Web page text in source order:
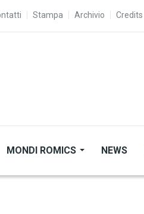
Stampa Archivio Credits
MONDI ROMICS NEWS